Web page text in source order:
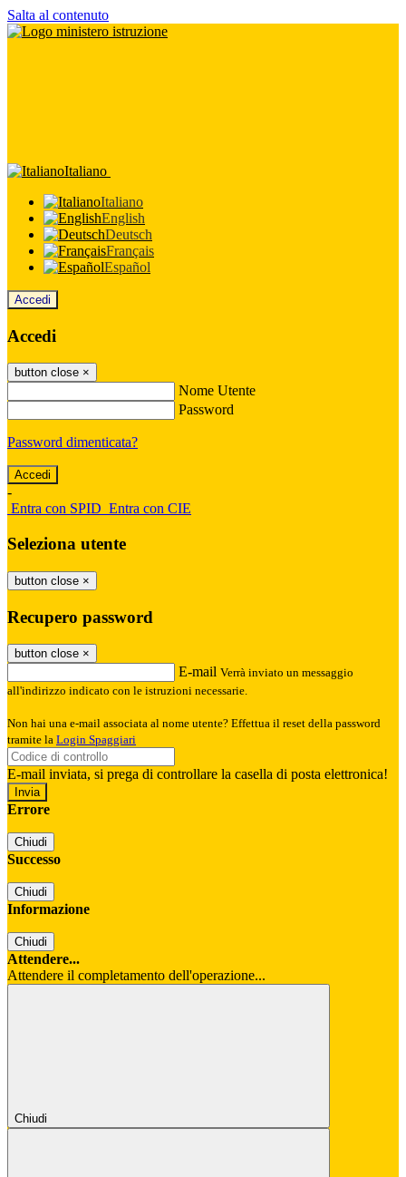
Salta al contenuto
Italiano
Italiano
English
Deutsch
Français
Español
Accedi
Accedi
button close ×
Nome Utente
Password
Password dimenticata?
-
Entra con SPID Entra con CIE
Seleziona utente
button close ×
Recupero password
button close ×
E-mail Verrà inviato un messaggio
all'indirizzo indicato con le istruzioni necessarie.
Non hai una e-mail associata al nome utente? Effettua il reset della password
tramite la Login Spaggiari
E-mail inviata, si prega di controllare la casella di posta elettronica!
Errore
Chiudi
Successo
Chiudi
Informazione
Chiudi
Attendere...
Attendere il completamento dell'operazione...
Chiudi